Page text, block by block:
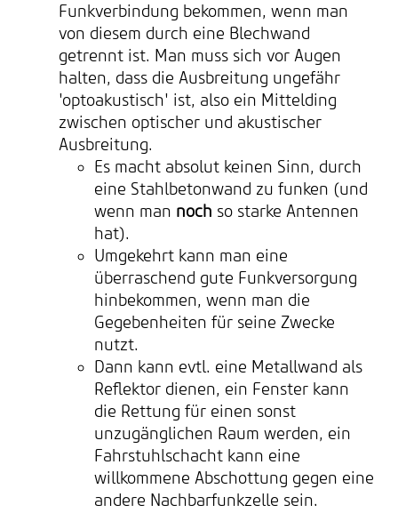
Funkverbindung bekommen, wenn man
von diesem durch eine Blechwand
getrennt ist. Man muss sich vor Augen
halten, dass die Ausbreitung ungefähr
'optoakustisch' ist, also ein Mittelding
zwischen optischer und akustischer
Ausbreitung.
Es macht absolut keinen Sinn, durch
eine Stahlbetonwand zu funken (und
wenn man noch so starke Antennen
hat).
Umgekehrt kann man eine
überraschend gute Funkversorgung
hinbekommen, wenn man die
Gegebenheiten für seine Zwecke
nutzt.
Dann kann evtl. eine Metallwand als
Reflektor dienen, ein Fenster kann
die Rettung für einen sonst
unzugänglichen Raum werden, ein
Fahrstuhlschacht kann eine
willkommene Abschottung gegen eine
andere Nachbarfunkzelle sein.